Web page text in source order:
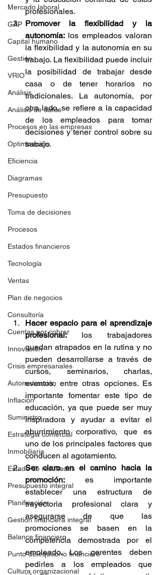
Mercado laboral
GAP
Capital humano
Gestión
VRIO
Análisis
Análisis de datos
Procesos en las empresas
Optimización
Eficiencia
Diagramas
Presupuesto
Toma de decisiones
Procesos
Estados financieros
Tecnología
Ventas
Plan de negocios
Consultoría
Cuentas por cobrar
Innovación
Crisis empresariales
Automatización
Inflación
Suministro
Estrategia comercial
Inmobiliaria
Estado de resultados
Presupuesto integral
Planificación
Gestión financiera integral
Balance financiero
Punto de equilibrio financiero
Cultura organizacional
profesionales.
Promover la flexibilidad y la
autonomía: los empleados valoran
la flexibilidad y la autonomía en su
trabajo. La flexibilidad puede incluir
la posibilidad de trabajar desde
casa o de tener horarios no
tradicionales. La autonomía, por
otro lado, se refiere a la capacidad
de los empleados para tomar
decisiones y tener control sobre su
trabajo.
Hacer espacio para el aprendizaje
profesional: los trabajadores
quedan atrapados en la rutina y no
pueden desarrollarse a través de
cursos, seminarios, charlas,
eventos, entre otras opciones. Es
importante fomentar este tipo de
educación, ya que puede ser muy
inspiradora y ayudar a evitar el
aburrimiento corporativo, que es
uno de los principales factores que
conducen al agotamiento.
Ser claro en el camino hacia la
promoción: es importante
establecer una estructura de
trayectoria profesional clara y
asegurarse de que las
promociones se basen en la
competencia demostrada por el
empleado. Los gerentes deben
pedirles a los empleados que